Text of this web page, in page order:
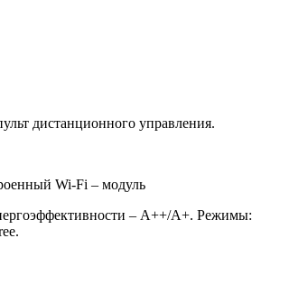
дистанционного управления.
Wi-Fi – модуль
– А++/А+. Режимы: